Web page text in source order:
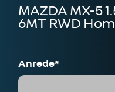
MAZDA MX-5
6MT RWD
Anrede*